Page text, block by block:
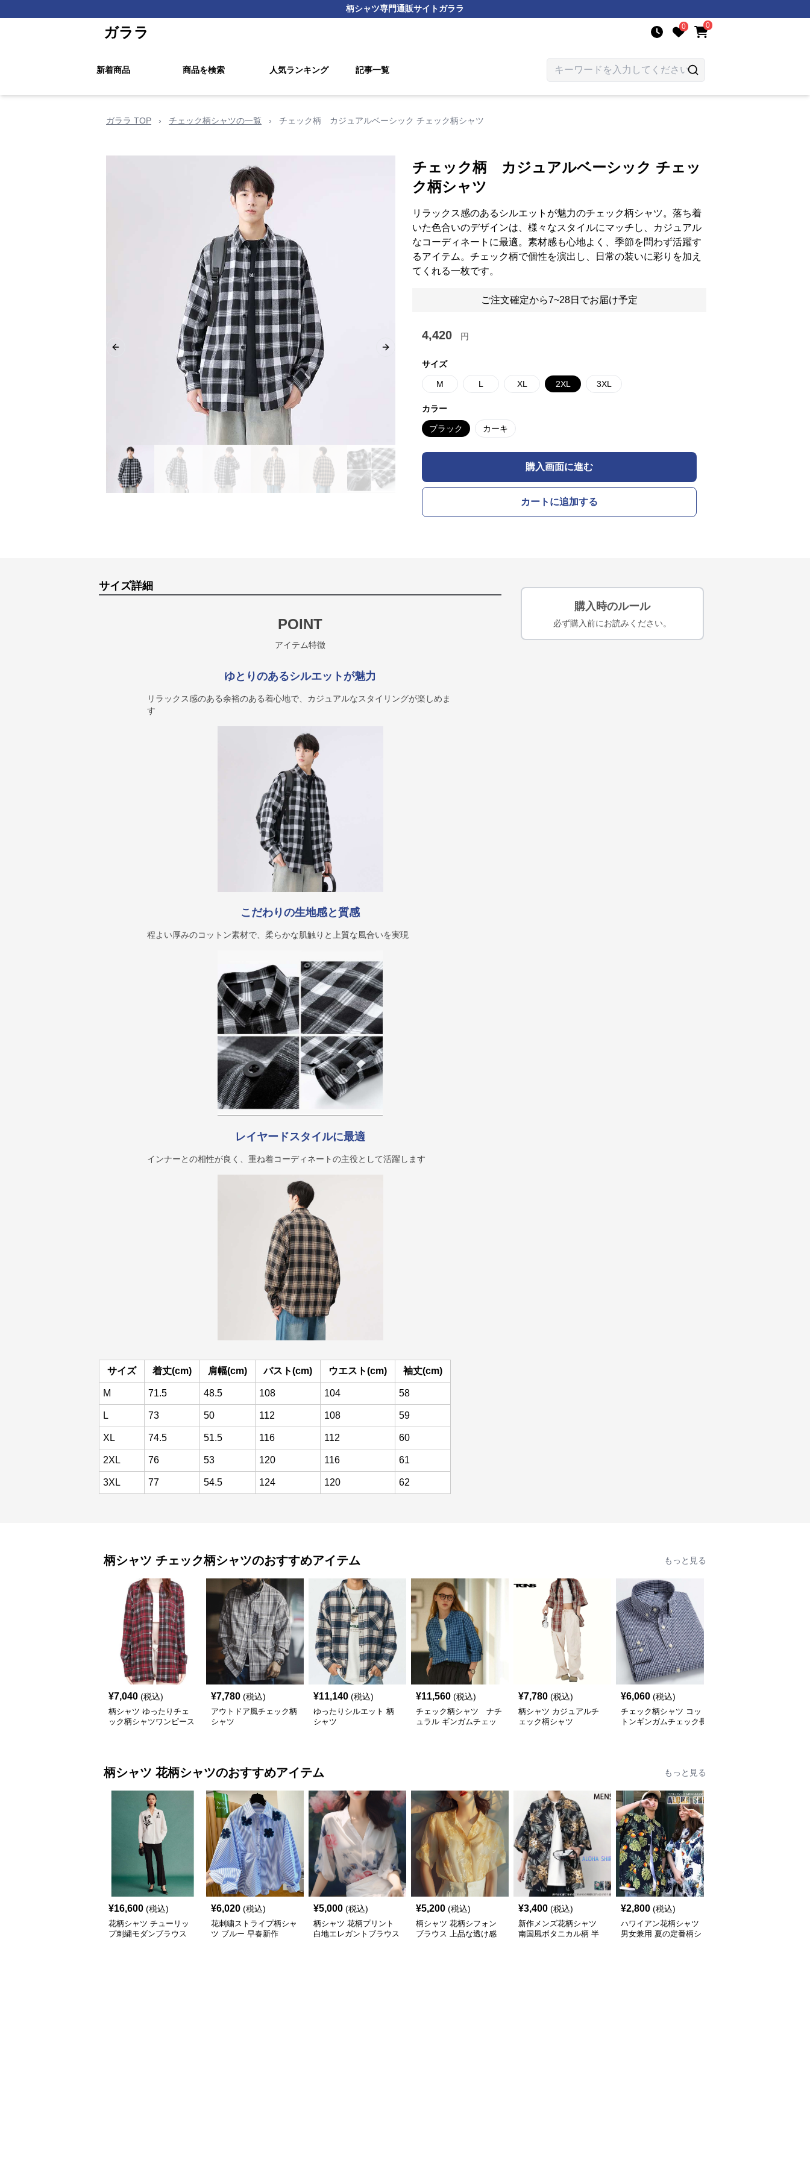
柄シャツ専門通販サイトガララ
ガララ 0 0
新着商品 商品を検索 人気ランキング 記事一覧
ガララ TOP › チェック柄シャツの一覧 › チェック柄 カジュアルベーシック チェック柄シャツ
Previous slide Next slide
チェック柄 カジュアルベーシック チェッ
ク柄シャツ
リラックス感のあるシルエットが魅力のチェック柄シャツ。落ち着
いた色合いのデザインは、様々なスタイルにマッチし、カジュアル
なコーディネートに最適。素材感も心地よく、季節を問わず活躍す
るアイテム。チェック柄で個性を演出し、日常の装いに彩りを加え
てくれる一枚です。
ご注文確定から7~28日でお届け予定
4,420 円
サイズ
M L XL 2XL 3XL
カラー
ブラック カーキ
購入画面に進む
カートに追加する
サイズ詳細
POINT
アイテム特徴
ゆとりのあるシルエットが魅力
リラックス感のある余裕のある着心地で、カジュアルなスタイリングが楽しめま
す
こだわりの生地感と質感
程よい厚みのコットン素材で、柔らかな肌触りと上質な風合いを実現
レイヤードスタイルに最適
インナーとの相性が良く、重ね着コーディネートの主役として活躍します
サイズ 着丈(cm) 肩幅(cm) バスト(cm) ウエスト(cm) 袖丈(cm)
M 71.5 48.5 108 104 58
L 73 50 112 108 59
XL 74.5 51.5 116 112 60
2XL 76 53 120 116 61
3XL 77 54.5 124 120 62
購入時のルール
必ず購入前にお読みください。
柄シャツ チェック柄シャツのおすすめアイテム もっと見る
¥7,040 (税込)
柄シャツ ゆったりチェ
ック柄シャツワンピース
¥7,780 (税込)
アウトドア風チェック柄
シャツ
¥11,140 (税込)
ゆったりシルエット 柄
シャツ
¥11,560 (税込)
チェック柄シャツ ナチ
ュラル ギンガムチェッ
¥7,780 (税込)
柄シャツ カジュアルチ
ェック柄シャツ
¥6,060 (税込)
チェック柄シャツ コッ
トンギンガムチェック長
柄シャツ 花柄シャツのおすすめアイテム もっと見る
¥16,600 (税込)
花柄シャツ チューリッ
プ刺繍モダンブラウス
¥6,020 (税込)
花刺繍ストライプ柄シャ
ツ ブルー 早春新作
¥5,000 (税込)
柄シャツ 花柄プリント
白地エレガントブラウス
¥5,200 (税込)
柄シャツ 花柄シフォン
ブラウス 上品な透け感
¥3,400 (税込)
新作メンズ花柄シャツ
南国風ボタニカル柄 半
¥2,800 (税込)
ハワイアン花柄シャツ
男女兼用 夏の定番柄シ